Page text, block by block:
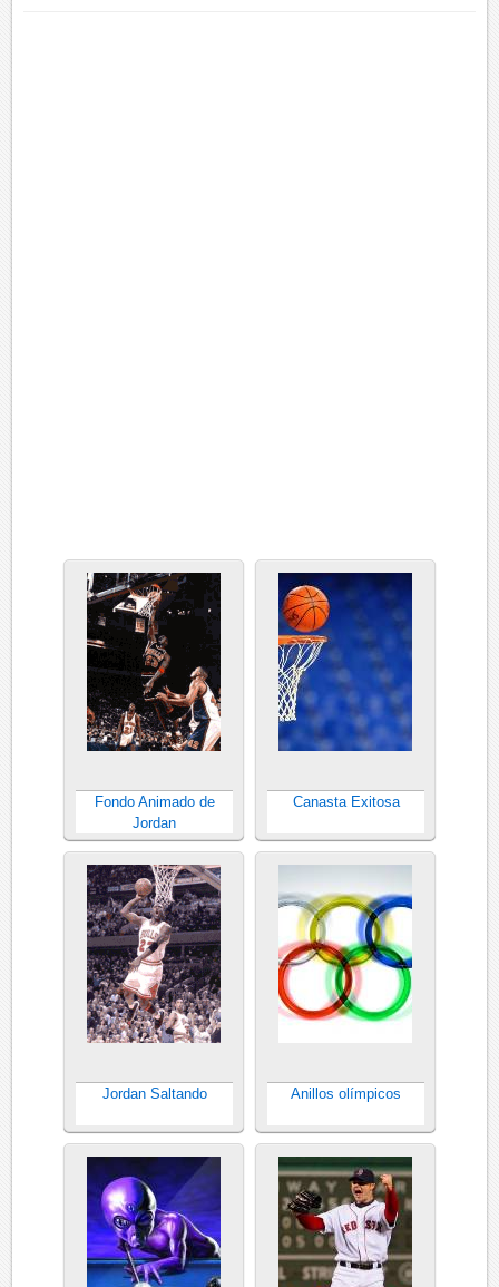
Fondo Animado de
Jordan
Canasta Exitosa
Jordan Saltando Anillos olímpicos